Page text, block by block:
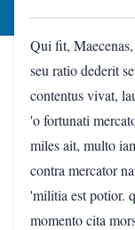
Qui fit,
seu ratio dederit
contentus vivat,
'o fortunati
miles ait, multo
contra mercator
'militia est potior.
momento cita